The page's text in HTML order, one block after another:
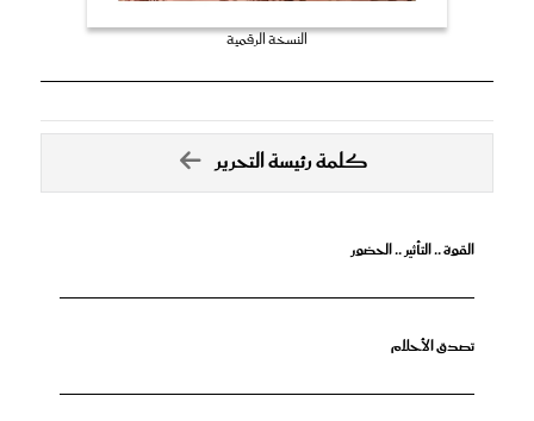
النسخة الرقمية
كلمة رئيسة التحرير
القوة .. التأثير .. الحضور
تصدق الأحلام